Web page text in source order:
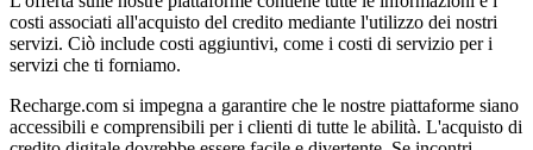
costi associati all'acquisto del credito mediante l'utilizzo dei nostri
servizi. Ciò include costi aggiuntivi, come i costi di servizio per i
servizi che ti forniamo.
Recharge.com si impegna a garantire che le nostre piattaforme siano
accessibili e comprensibili per i clienti di tutte le abilità. L'acquisto di